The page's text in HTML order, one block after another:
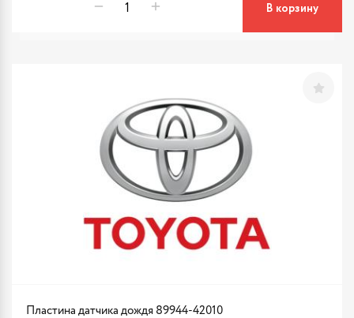
В корзину
Пластина датчика дождя 89944-42010